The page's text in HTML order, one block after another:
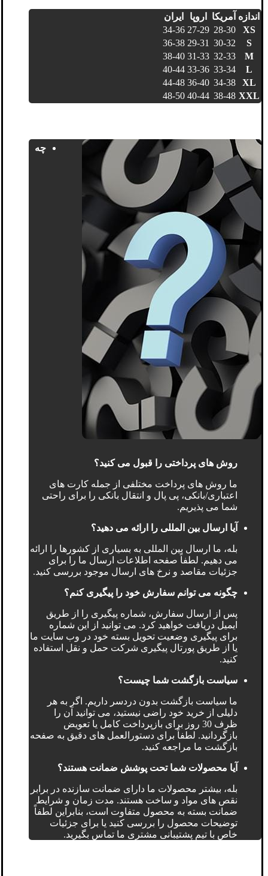
اندازه آمریکا اروپا
ایران
XS
28-30
27-29
34-36
S
30-32
29-31
36-38
M
32-33
31-33
38-40
L
33-34
33-36
40-44
XL
34-38
36-40
44-48
XXL
38-48
40-44
48-50
چه
روش های پرداختی را قبول می کنید؟
ما روش های پرداخت مختلفی از جمله کارت های
اعتباری/بانکی، پی پال و انتقال بانکی را برای راحتی
شما می پذیریم.
آیا ارسال بین المللی را ارائه می دهید؟
بله، ما ارسال بین المللی به بسیاری از کشورها را ارائه
می دهیم. لطفاً صفحه اطلاعات ارسال ما را برای
جزئیات مقاصد و نرخ های ارسال موجود بررسی کنید.
چگونه می توانم سفارش خود را پیگیری کنم؟
پس از ارسال سفارش، شماره پیگیری را از طریق
ایمیل دریافت خواهید کرد. می توانید از این شماره
برای پیگیری وضعیت تحویل بسته خود در وب سایت ما
یا از طریق پورتال پیگیری شرکت حمل و نقل استفاده
کنید.
سیاست بازگشت شما چیست؟
ما سیاست بازگشت بدون دردسر داریم. اگر به هر
دلیلی از خرید خود راضی نیستید، می توانید آن را
ظرف 30 روز برای بازپرداخت کامل یا تعویض
بازگردانید. لطفاً برای دستورالعمل های دقیق به صفحه
بازگشت ما مراجعه کنید.
آیا محصولات شما تحت پوشش ضمانت هستند؟
بله، بیشتر محصولات ما دارای ضمانت سازنده در برابر
نقص های مواد و ساخت هستند. مدت زمان و شرایط
ضمانت بسته به محصول متفاوت است، بنابراین لطفاً
توضیحات محصول را بررسی کنید یا برای جزئیات
خاص با تیم پشتیبانی مشتری ما تماس بگیرید.